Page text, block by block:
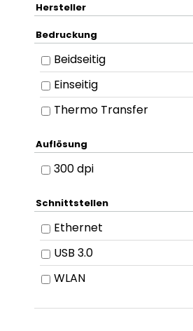
Hersteller
Bedruckung
Beidseitig
Einseitig
Thermo Transfer
Auflösung
300 dpi
Schnittstellen
Ethernet
USB 3.0
WLAN